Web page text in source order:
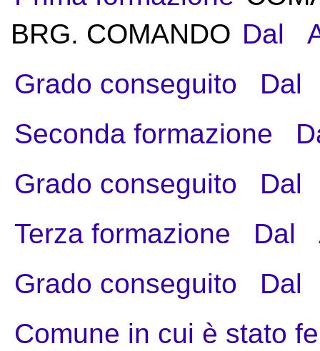
BRG. COMANDO Dal
Grado conseguito
Dal
Seconda formazione
Grado conseguito
Dal
Terza formazione
Dal
Grado conseguito
Dal
Comune in cui è stato